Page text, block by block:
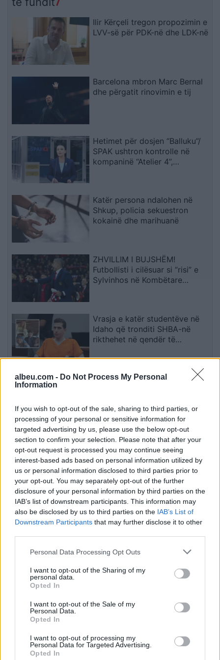
albeu.com - Do Not Process My Personal
Information
If you wish to opt-out of the sale, sharing to third parties, or
processing of your personal or sensitive information for
targeted advertising by us, please use the below opt-out
section to confirm your selection. Please note that after your
opt-out request is processed you may continue seeing
interest-based ads based on personal information utilized by
us or personal information disclosed to third parties prior to
your opt-out. You may separately opt-out of the further
disclosure of your personal information by third parties on the
IAB’s list of downstream participants. This information may
also be disclosed by us to third parties on the IAB’s List of
Downstream Participants that may further disclose it to other
Personal Data Processing Opt Outs
I want to opt-out of the Sharing of my
personal data.
Opted In
I want to opt-out of the Sale of my
Personal Data.
Opted In
I want to opt-out of processing my
Personal Data for Targeted Advertising.
Opted In
Ilir Kërçeli tregon propozimin e
LVV-së për PDK-në dhe LDK-në
Barcelona mbron Marc Bernal
dhe përgatit rinovimin e tij
Hetimet për dosjen “Balluku”/
SPAK ushtron kontrolle në
kompaninë “Atelier 4”,
Katër persona ndalohen në
Shkup, policia sekuestron
kokainë dhe marihuanë
ZHVILLIM I BUJSHËM!
Futbollisti i cilësuar si “risi” e
Sylvinhos në Kombëtare
Vrasja e katër studentëve në
Idaho që tronditi SHBA-në
rikthehet në qendër të
Afrim Gashi cakton 18 tetorin
e Bërvenicës
Esim for Global|Esim for Europe
Esim for Caribbean
for Turkey|Esim for Germany|Esim for Greece|
for Asia|Esim for World Cup 2026
Esim for Saudi